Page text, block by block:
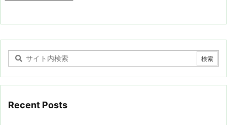
Recent Posts